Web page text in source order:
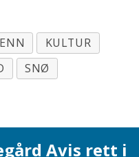
KULTUR
SNØ
Avis rett i